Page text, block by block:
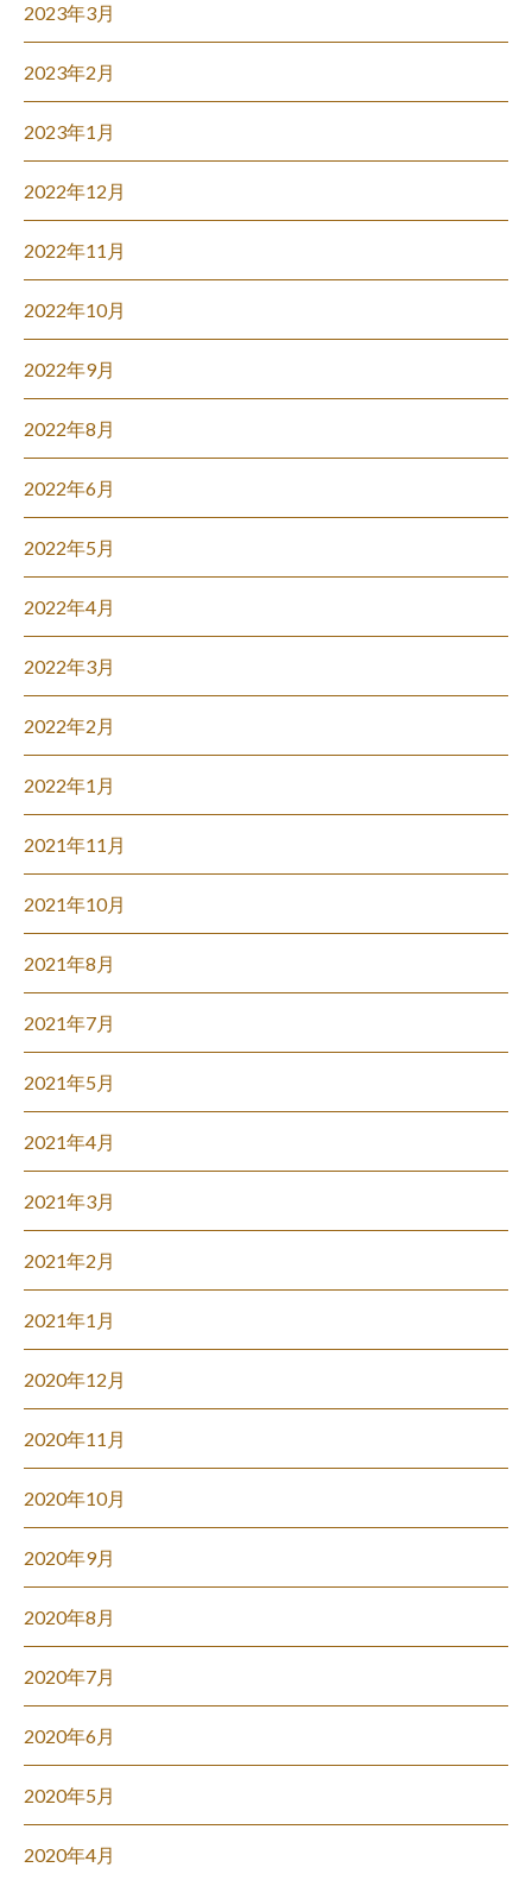
2023年3月
2023年2月
2023年1月
2022年12月
2022年11月
2022年10月
2022年9月
2022年8月
2022年6月
2022年5月
2022年4月
2022年3月
2022年2月
2022年1月
2021年11月
2021年10月
2021年8月
2021年7月
2021年5月
2021年4月
2021年3月
2021年2月
2021年1月
2020年12月
2020年11月
2020年10月
2020年9月
2020年8月
2020年7月
2020年6月
2020年5月
2020年4月